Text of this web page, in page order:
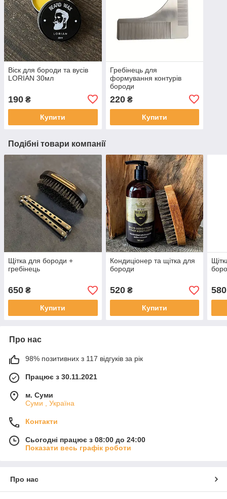
Віск для бороди та вусів
LORIAN 30мл
190 ₴
Купити
Гребінець для
формування контурів
бороди
220₴
Купити
Подібні товари компанії
Щітка для бороди +
гребінець
650 ₴
Купити
Кондиціонер та щітка для
бороди
520₴
Купити
580
Про нас
98% позитивних з 117 відгуків за рік
Працює з 30.11.2021
м. Суми
Суми , Україна
Контакти
Сьогодні працює з 08:00 до 24:00
Показати весь графік роботи
Про нас